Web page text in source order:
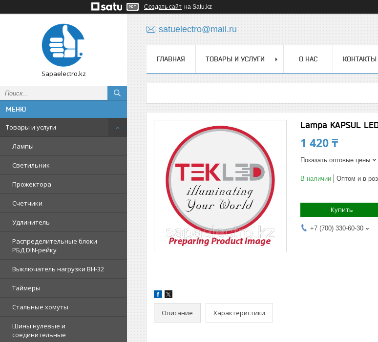
Создать сайт на Satu.kz
Sapaelectro.kz
Товары и услуги
Лампы
Светильник
Прожектора
Счетчики
Удлинитель
Распределительные блоки
РБД DIN-рейку
Выключатель нагрузки ВН-32
Таймеры
Стальные хомуты
Шины нулевые и
соединительные
satuelectro@mail.ru
ГЛАВНАЯ ТОВАРЫ И УСЛУГИ О НАС КОНТАКТЫ
Lampa KAPSUL
1 420 ₸
Показать оптовые цены
В наличии Оптом и в
Купить
+7 (700) 330-60-30
Описание Характеристики